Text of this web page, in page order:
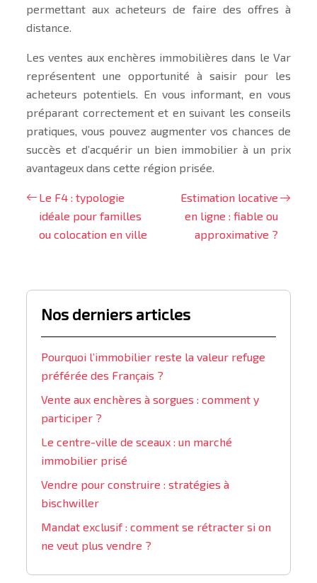
permettant aux acheteurs de faire des offres à
distance.
Les ventes aux enchères immobilières dans le Var
représentent une opportunité à saisir pour les
acheteurs potentiels. En vous informant, en vous
préparant correctement et en suivant les conseils
pratiques, vous pouvez augmenter vos chances de
succès et d’acquérir un bien immobilier à un prix
avantageux dans cette région prisée.
Le F4 : typologie
idéale pour familles
ou colocation en ville
Estimation locative
en ligne : fiable ou
approximative ?
Nos derniers articles
Pourquoi l’immobilier reste la valeur refuge
préférée des Français ?
Vente aux enchères à sorgues : comment y
participer ?
Le centre-ville de sceaux : un marché
immobilier prisé
Vendre pour construire : stratégies à
bischwiller
Mandat exclusif : comment se rétracter si on
ne veut plus vendre ?